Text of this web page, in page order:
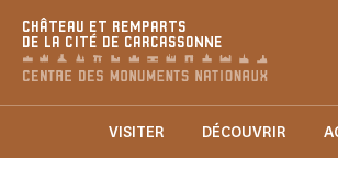
CHÂTEAU ET REMPARTS
DE LA CITÉ DE CARCASSONNE
VISITER DÉCOUVRIR